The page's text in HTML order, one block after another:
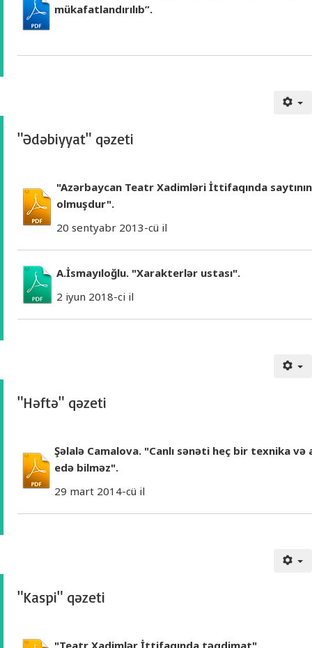
mükafatlandırılıb”.
"Ədəbiyyat" qəzeti
"Azərbaycan Teatr Xadimləri İttifaqında
olmuşdur".
20 sentyabr 2013-cü il
A.İsmayıloğlu. "Xarakterlər ustası".
2 iyun 2018-ci il
"Həftə" qəzeti
Şəlalə Camalova. "Canlı sənəti heç bir texnika və
edə bilməz".
29 mart 2014-cü il
"Kaspi" qəzeti
"Teatr Xadimlər İttifaqında təqdimat".